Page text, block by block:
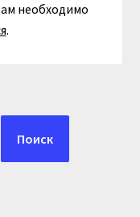
необходимо
.
Поиск